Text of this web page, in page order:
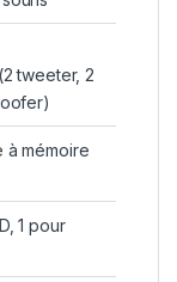
tweeter, 2
à mémoire
1 pour